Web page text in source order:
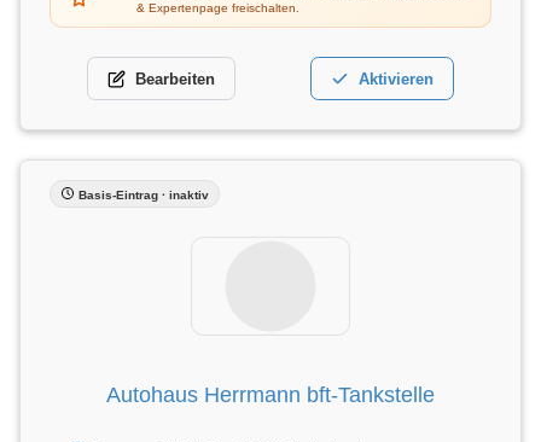
& Expertenpage freischalten.
Bearbeiten Aktivieren
Basis-Eintrag · inaktiv
Autohaus Herrmann bft-Tankstelle